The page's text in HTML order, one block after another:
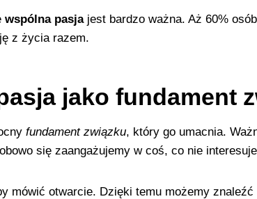
wspólna pasjajest bardzo ważna. Aż 60%
z życia razem.
jako fundament
fundament związku, który go umacnia.
się zaangażujemy w coś, co nie
mówić otwarcie. Dzięki temu możemy